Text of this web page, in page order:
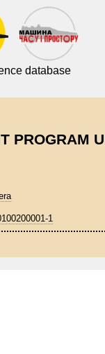
database
PROGRAM
1